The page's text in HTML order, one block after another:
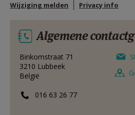
HULP
MIJN PAROCHIE
AANMELDEN OF
Wijziging melden Privacy info
Algemene
Binkomstraat 71
3210 Lubbeek
België
016 63 26 77